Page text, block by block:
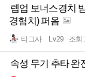
렙업 보너스경치
경험치) 퍼옴
티그사 Lv.29 조회
속성 무기 추타 완